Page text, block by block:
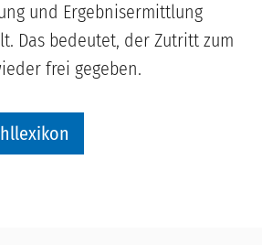
und Ergebnisermittlung
Das bedeutet, der Zutritt zum
frei gegeben.